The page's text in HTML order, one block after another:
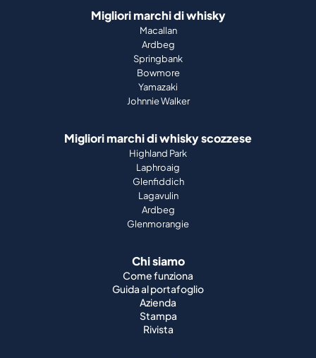
Migliori marchi di whisky
Macallan
Ardbeg
Springbank
Bowmore
Yamazaki
Johnnie Walker
Migliori marchi di whisky scozzese
Highland Park
Laphroaig
Glenfiddich
Lagavulin
Ardbeg
Glenmorangie
Chi siamo
Come funziona
Guida al portafoglio
Azienda
Stampa
Rivista